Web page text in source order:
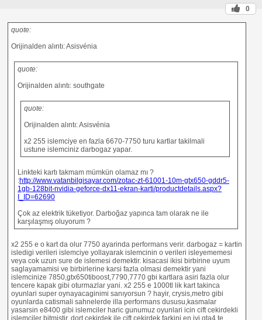
0
quote:
Orijinalden alıntı: Asisvénia
quote:
Orijinalden alıntı: southgate
quote:
Orijinalden alıntı: Asisvénia
x2 255 islemciye en fazla 6670-7750 turu kartlar takilmali
ustune islemciniz darbogaz yapar.
Linkteki kartı takmam mümkün olamaz mı ?
:http://www.vatanbilgisayar.com/zotac-zt-61001-10m-gtx650-gddr5-
1gb-128bit-nvidia-geforce-dx11-ekran-karti/productdetails.aspx?
I_ID=62690
Çok az elektrik tüketiyor. Darboğaz yapınca tam olarak ne ile
karşılaşmış oluyorum ?
x2 255 e o kart da olur 7750 ayarinda performans verir. darbogaz = kartin
isledigi verileri islemciye yollayarak islemcinin o verileri isleyememesi
veya cok uzun sure de islemesi demektir. kisacasi ikisi birbirine uyum
saglayamamisi ve birbirlerine karsi fazla olmasi demektir yani
islemcinize 7850,gtx650tiboost,7790,7770 gbi kartlara asiri fazla olur
tencere kapak gibi oturmazlar yani. x2 255 e 1000tl lik kart takinca
oyunlari super oynayacaginimi sanıyorsun ? hayir, crysis,metro gibi
oyunlarda catismali sahnelerde illa performans dususu,kasmalar
yasarsin e8400 gibi islemciler haric gunumuz oyunlari icin cift cekirdekli
islemciler bitmistir. dort cekirdek ile cift cekirdek farkini en iyi gta4 te